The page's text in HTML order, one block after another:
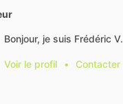
Bonjour, je suis Frédéric V.
Voir le profil • Contacter